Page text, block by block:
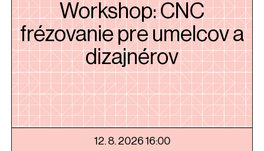
Workshop: CNC
frézovanie pre umelcov a
dizajnérov
12. 8. 2026 16:00